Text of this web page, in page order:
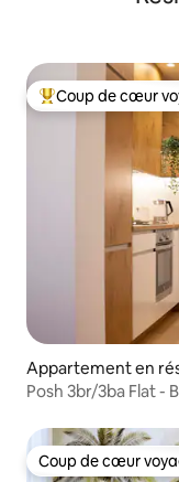
Coups de cœur
Coup de cœur
Appartement en
Posh 3br/3ba Flat -
Coup de cœur
Coup de cœur